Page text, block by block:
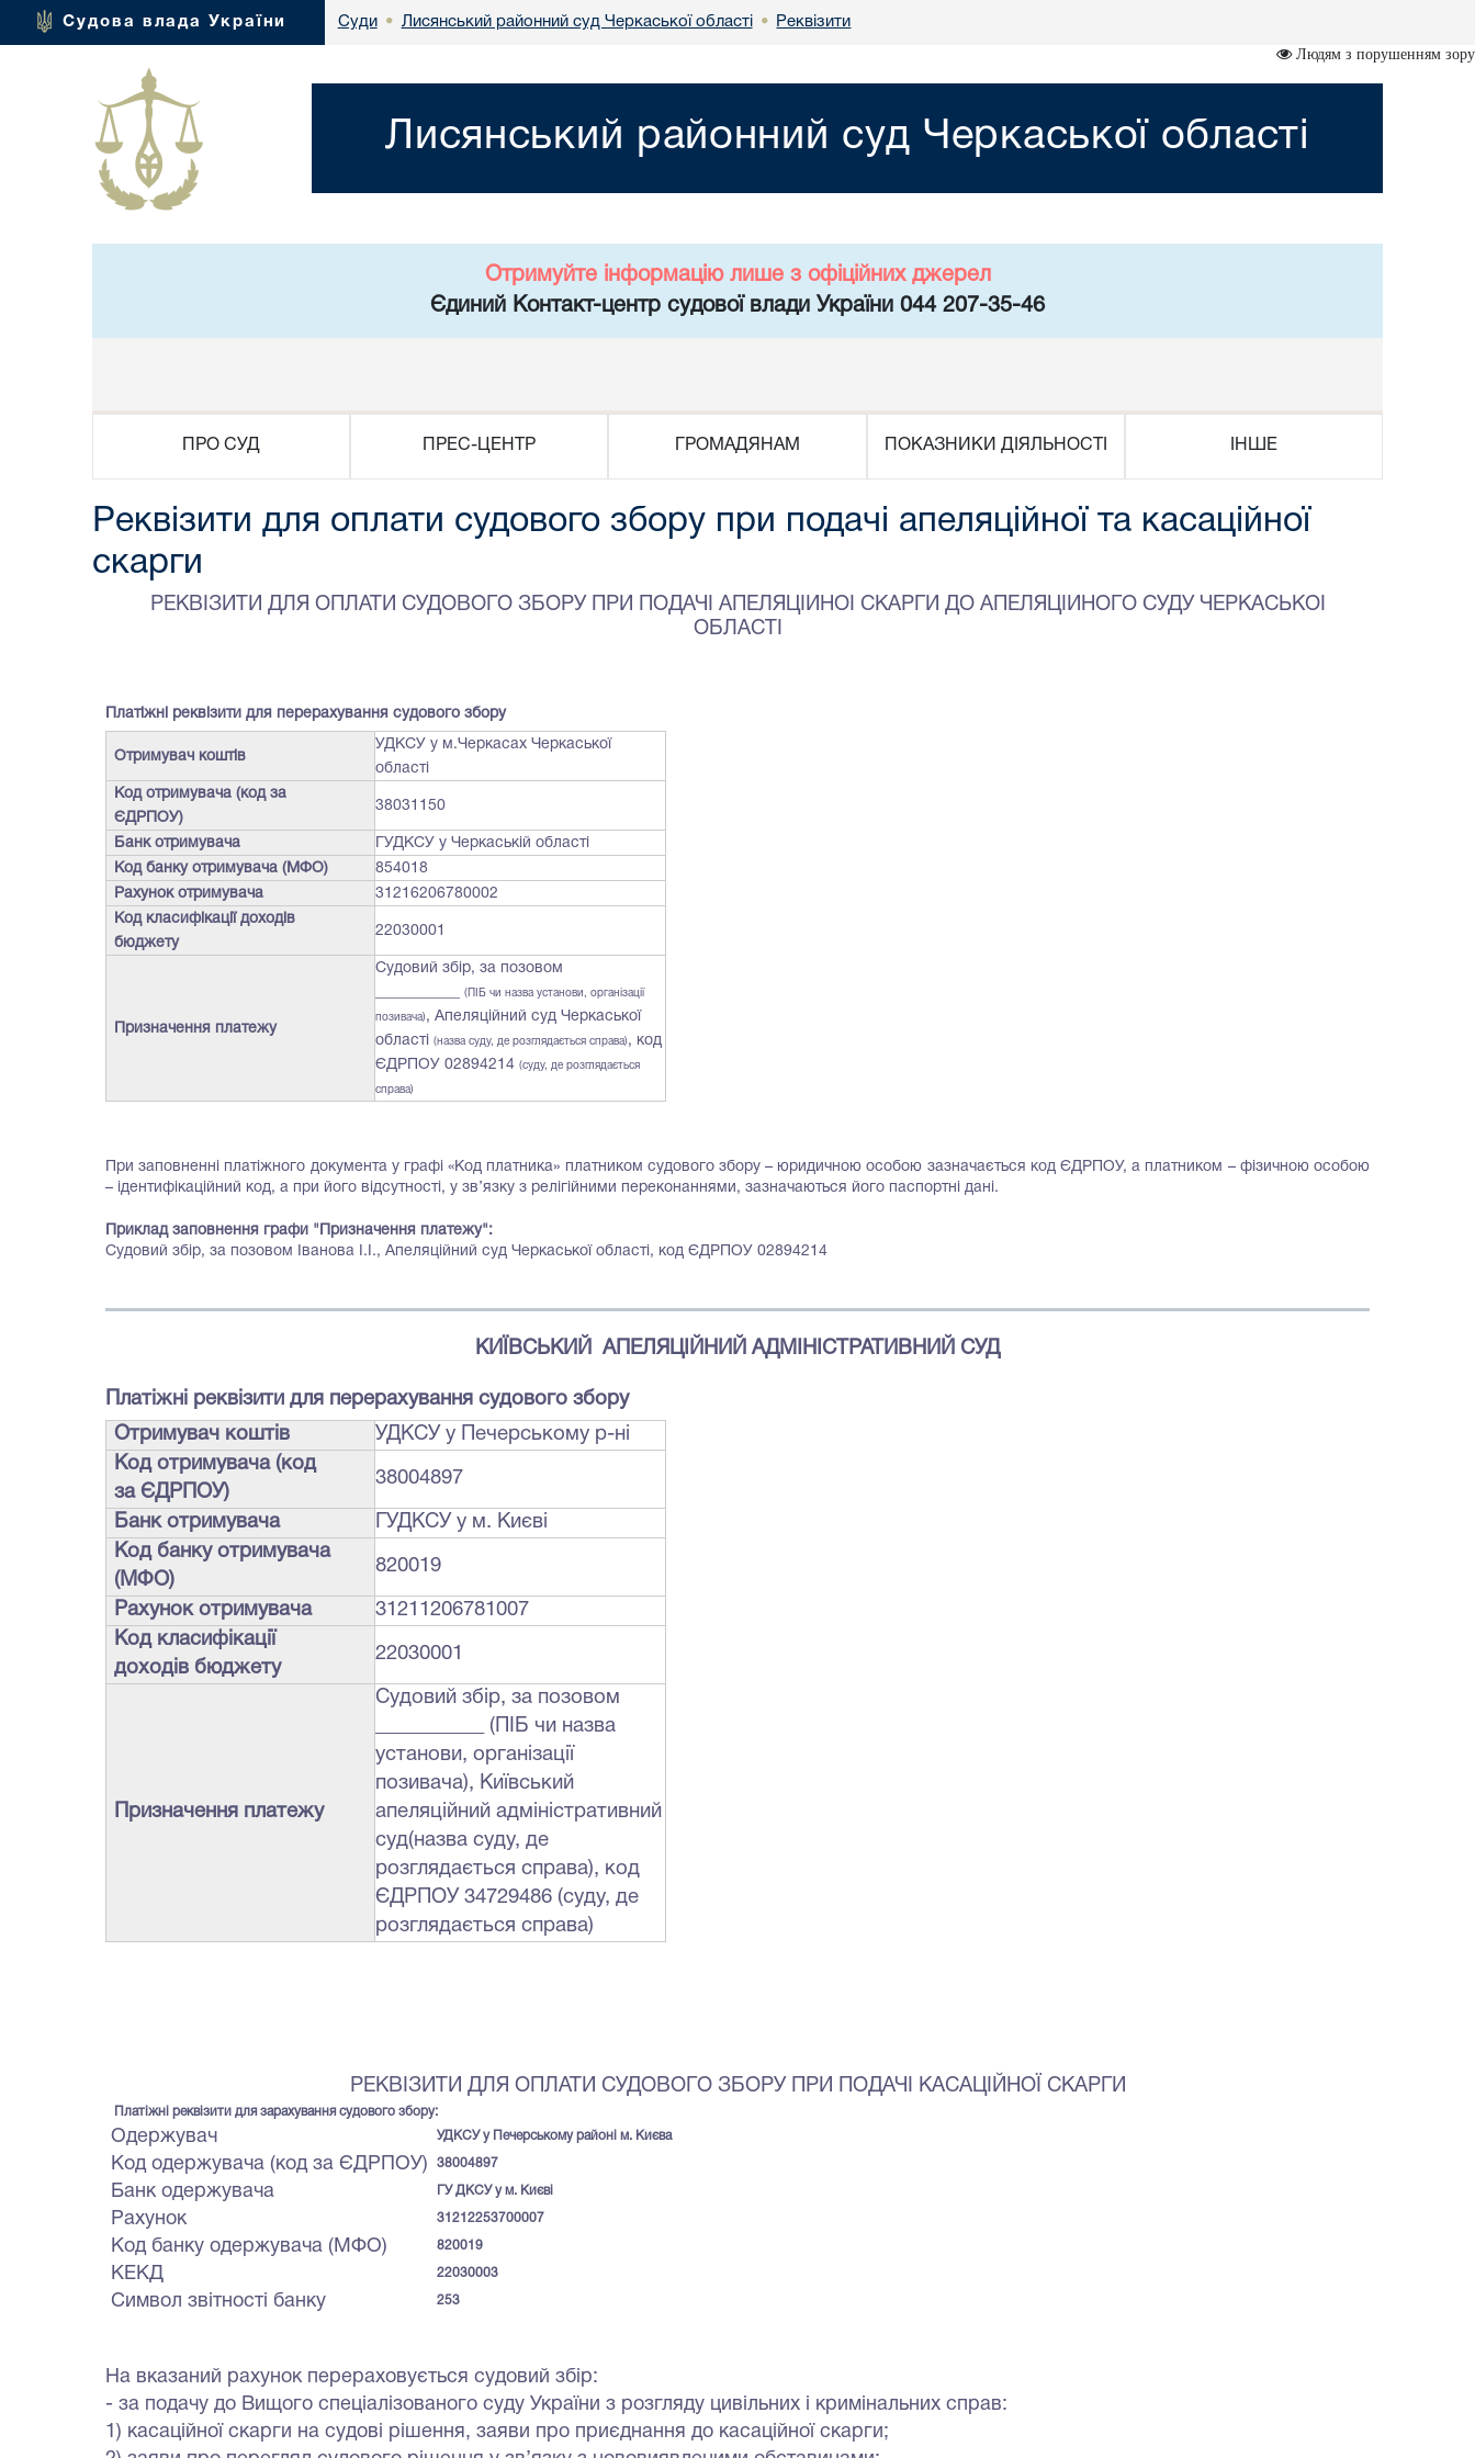
Судова влада України Суди • Лисянський районний суд Черкаської області • Реквізити
Людям з порушенням зору
Лисянський районний суд Черкаської області
Отримуйте інформацію лише з офіційних джерел
Єдиний Контакт-центр судової влади України 044 207-35-46
ПРО СУД ПРЕС-ЦЕНТР ГРОМАДЯНАМ ПОКАЗНИКИ ДІЯЛЬНОСТІ ІНШЕ
Реквізити для оплати судового збору при подачі апеляційної та касаційної
скарги
РЕКВІЗИТИ ДЛЯ ОПЛАТИ СУДОВОГО ЗБОРУ ПРИ ПОДАЧІ АПЕЛЯЦІЙНОЇ СКАРГИ ДО АПЕЛЯЦІЙНОГО СУДУ ЧЕРКАСЬКОЇ
ОБЛАСТІ
Платiжнi реквiзити для перерахування судового збору
Отримувач коштів
УДКСУ у м.Черкасах Черкаської
області
Код отримувача (код за
ЄДРПОУ)
38031150
Банк отримувача
ГУДКСУ у Черкаській області
Код банку отримувача (МФО)
854018
Рахунок отримувача
31216206780002
Код класифікації доходів
бюджету
22030001
Призначення платежу
Судовий збір, за позовом
(ПІБ чи назва установи, організації
позивача) , Апеляційний суд Черкаської
області (назва суду, де розглядається справа) , код
ЄДРПОУ 02894214 (суду, де розглядається
справа)
При заповненні платіжного документа у графі «Код платника» платником судового збору – юридичною особою зазначається код ЄДРПОУ, а платником – фізичною особою
– ідентифікаційний код, а при його відсутності, у зв’язку з релігійними переконаннями, зазначаються його паспортні дані.
Приклад заповнення графи "Призначення платежу":
Судовий збір, за позовом Іванова І.І., Апеляційний суд Черкаської області, код ЄДРПОУ 02894214
КИЇВСЬКИЙ АПЕЛЯЦІЙНИЙ АДМІНІСТРАТИВНИЙ СУД
Платiжнi реквiзити для перерахування судового збору
Отримувач коштів
УДКСУ у Печерському р-ні
Код отримувача (код
за ЄДРПОУ)
38004897
Банк отримувача
ГУДКCУ у м. Києві
Код банку отримувача
(МФО)
820019
Рахунок отримувача
31211206781007
Код класифікації
доходів бюджету
22030001
Призначення платежу
Судовий збір, за позовом
___________ (ПІБ чи назва
установи, організації
позивача), Київський
апеляційний адміністративний
суд(назва суду, де
розглядається справа), код
ЄДРПОУ 34729486 (суду, де
розглядається справа)
РЕКВІЗИТИ ДЛЯ ОПЛАТИ СУДОВОГО ЗБОРУ ПРИ ПОДАЧІ КАСАЦІЙНОЇ СКАРГИ
Платіжні реквізити для зарахування судового збору:
Одержувач УДКCУ у Печерському районі м. Києва
Код одержувача (код за ЄДРПОУ) 38004897
Банк одержувача ГУ ДКСУ у м. Києві
Рахунок 31212253700007
Код банку одержувача (МФО) 820019
КЕКД 22030003
Символ звітності банку 253
На вказаний рахунок перераховується судовий збір:
- за подачу до Вищого спеціалізованого суду України з розгляду цивільних і кримінальних справ:
1) касаційної скарги на судові рішення, заяви про приєднання до касаційної скарги;